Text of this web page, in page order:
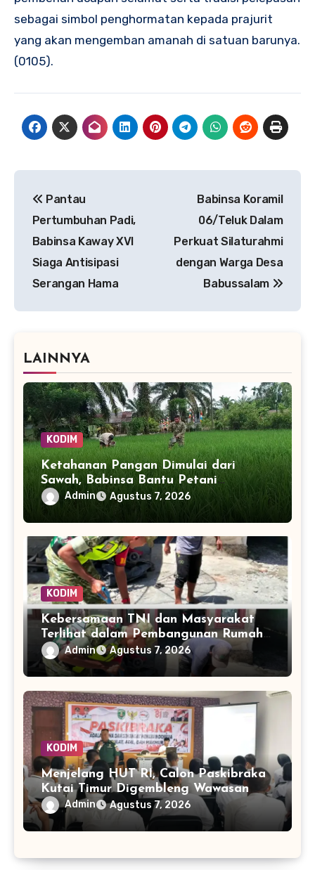
sebagai simbol penghormatan kepada prajurit
yang akan mengemban amanah di satuan barunya.
(0105).
pos
Pantau
Pertumbuhan Padi,
Babinsa Kaway XVI
Siaga Antisipasi
Serangan Hama
Babinsa Koramil
06/Teluk Dalam
Perkuat Silaturahmi
dengan Warga Desa
Babussalam
LAINNYA
KODIM
Ketahanan Pangan Dimulai dari
Sawah, Babinsa Bantu Petani
Kendalikan Hama Tanaman
Admin Agustus 7, 2026
KODIM
Kebersamaan TNI dan Masyarakat
Terlihat dalam Pembangunan Rumah
di Desa Tanoh Merah
Admin Agustus 7, 2026
KODIM
Menjelang HUT RI, Calon Paskibraka
Kutai Timur Digembleng Wawasan
Kebangsaan oleh TNI
Admin Agustus 7, 2026